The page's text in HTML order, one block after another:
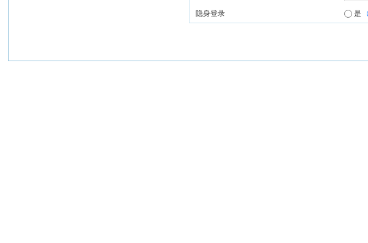
隐身登录 是